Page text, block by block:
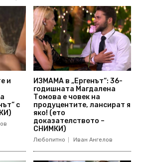
и
с
ИЗМАМА в „Ергенът“: 36-
годишната Магдалена
Томова е човек на
продуцентите, лансират я
яко! (ето
доказателството –
СНИМКИ)
Любопитно Иван Ангелов